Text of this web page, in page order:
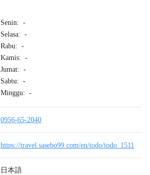
Senin: -
Selasa: -
Rabu: -
Kamis: -
Jumat: -
Sabtu: -
Minggu: -
0956-65-2040
https://travel.sasebo99.com/en/todo/todo_1511
日本語